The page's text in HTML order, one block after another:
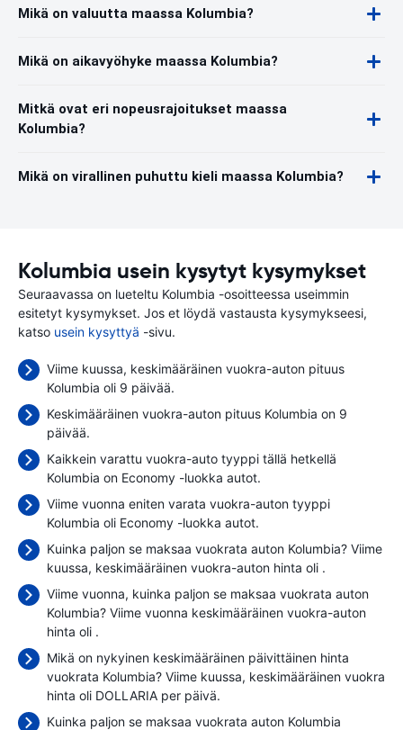
Mikä on valuutta maassa Kolumbia?
Mikä on aikavyöhyke maassa Kolumbia?
Mitkä ovat eri nopeusrajoitukset maassa
Kolumbia?
Mikä on virallinen puhuttu kieli maassa Kolumbia?
Kolumbia usein kysytyt kysymykset
Seuraavassa on lueteltu Kolumbia -osoitteessa useimmin
esitetyt kysymykset. Jos et löydä vastausta kysymykseesi,
katso usein kysyttyä -sivu.
Viime kuussa, keskimääräinen vuokra-auton pituus
Kolumbia oli 9 päivää.
Keskimääräinen vuokra-auton pituus Kolumbia on 9
päivää.
Kaikkein varattu vuokra-auto tyyppi tällä hetkellä
Kolumbia on Economy -luokka autot.
Viime vuonna eniten varata vuokra-auton tyyppi
Kolumbia oli Economy -luokka autot.
Kuinka paljon se maksaa vuokrata auton Kolumbia? Viime
kuussa, keskimääräinen vuokra-auton hinta oli .
Viime vuonna, kuinka paljon se maksaa vuokrata auton
Kolumbia? Viime vuonna keskimääräinen vuokra-auton
hinta oli .
Mikä on nykyinen keskimääräinen päivittäinen hinta
vuokrata Kolumbia? Viime kuussa, keskimääräinen vuokra
hinta oli DOLLARIA per päivä.
Kuinka paljon se maksaa vuokrata auton Kolumbia